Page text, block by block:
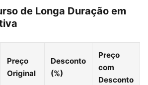
de Longa Duração em
Preço
Original
Desconto
(%)
Preço
com
Desconto